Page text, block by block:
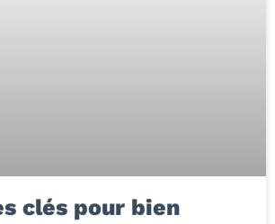
clés pour bien